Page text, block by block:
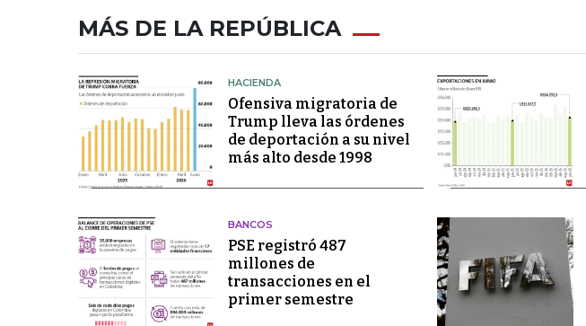
MÁS DE LA REPÚBLICA
HACIENDA
Ofensiva migratoria de
Trump lleva las órdenes
de deportación a su nivel
más alto desde 1998
BANCOS
PSE registró 487
millones de
transacciones en el
primer semestre